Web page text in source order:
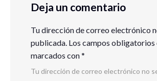
Deja un comentario
Tu dirección de correo electrónico
publicada. Los campos obligatorios
marcados con*
Tu dirección de correo electrónico no